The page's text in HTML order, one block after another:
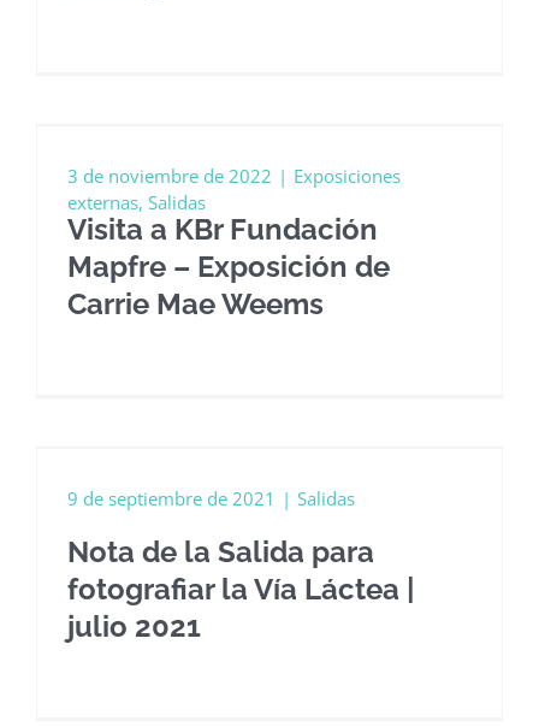
Visita a KBr Fundación
Mapfre – Exposición de
Carrie Mae Weems
3 de noviembre de 2022 | Exposiciones
externas, Salidas
Nota de la Salida para
fotografiar la Vía Láctea |
julio 2021
9 de septiembre de 2021 | Salidas